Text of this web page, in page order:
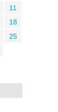
11
18
25